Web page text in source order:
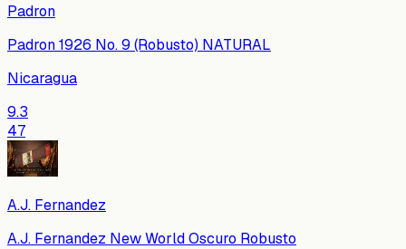
Padron
Padron 1926 No. 9 (Robusto) NATURAL
Nicaragua
9.3
47
A.J. Fernandez
A.J. Fernandez New World Oscuro Robusto